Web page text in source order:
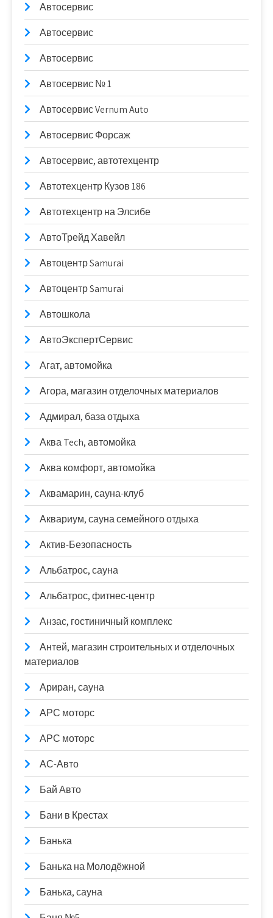
Автосервис
Автосервис
Автосервис
Автосервис № 1
Автосервис Vernum Auto
Автосервис Форсаж
Автосервис, автотехцентр
Автотехцентр Кузов 186
Автотехцентр на Элсибе
АвтоТрейд Хавейл
Автоцентр Samurai
Автоцентр Samurai
Автошкола
АвтоЭкспертСервис
Агат, автомойка
Агора, магазин отделочных материалов
Адмирал, база отдыха
Аква Tech, автомойка
Аква комфорт, автомойка
Аквамарин, сауна-клуб
Аквариум, сауна семейного отдыха
Актив-Безопасность
Альбатрос, сауна
Альбатрос, фитнес-центр
Анзас, гостиничный комплекс
Антей, магазин строительных и отделочных
материалов
Ариран, сауна
АРС моторс
АРС моторс
АС-Авто
Бай Авто
Бани в Крестах
Банька
Банька на Молодёжной
Банька, сауна